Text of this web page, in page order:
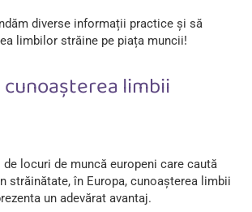
diverse informații practice și să
limbilor străine pe piața muncii!
cunoașterea limbii
locuri de muncă europeni care caută
străinătate, în Europa, cunoașterea limbii
un adevărat avantaj.